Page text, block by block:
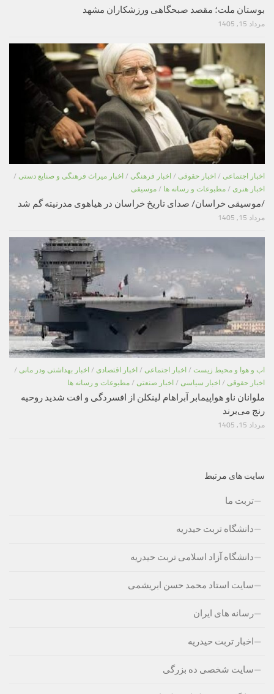
بوستان ملت؛ مقصد صبحگاهی ورزشکاران مشهد
مرداد 15, 1405
اخبار اجتماعی / اخبار حقوقی / اخبار فرهنگی / اخبار میراث فرهنگی و صنایع دستی /
اخبار هنری / مطبوعات و رسانه ها / موسیقی
/موسیقی خراسان/ صدای تاریخ خراسان در هیاهوی مدرنیته گم شد
مرداد 15, 1405
اب و هوا و محیط زیست / اخبار اجتماعی / اخبار اقتصادی / اخبار بهداشتی ودر مانی /
اخبار حقوقی / اخبار سیاسی / اخبار صنعتی / مطبوعات و رسانه ها
ملوانان ناو هواپیمابر آبراهام لینکلن از افسردگی و افت شدید روحیه
رنج می‌برند
مرداد 15, 1405
سایت های مرتبط
تربت ما
دانشگاه تربت حیدریه
دانشگاه آزاد اسلامی تربت حیدریه
سایت استاد محمد حسن ابریشمی
رسانه های ایران
اخبار تربت حیدریه
سایت شخصی ده بزرگی